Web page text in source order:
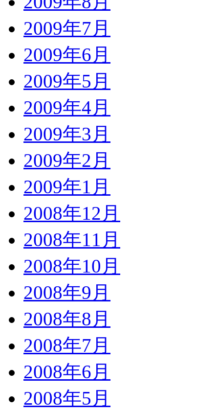
2009年7月
2009年6月
2009年5月
2009年4月
2009年3月
2009年2月
2009年1月
2008年12月
2008年11月
2008年10月
2008年9月
2008年8月
2008年7月
2008年6月
2008年5月